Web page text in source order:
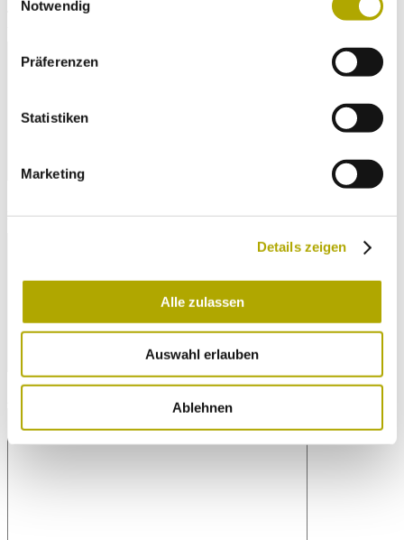
Notwendig
Präferenzen
Statistiken
Marketing
Details zeigen
Alle zulassen
Auswahl erlauben
Ablehnen
Titel des Vortrags/ Posters in der Sprache des geplanten Vortrages
Abstract Vortrag/ Poster in Englisch (max. 2000 Zeichen)*